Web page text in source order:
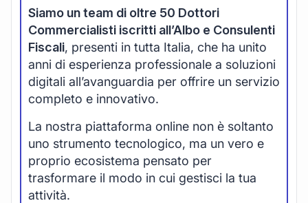
Siamo un team di oltre 50 Dottori
Commercialisti iscritti all’Albo e Consulenti
Fiscali, presenti in tutta Italia, che ha unito
anni di esperienza professionale a soluzioni
digitali all’avanguardia per offrire un servizio
completo e innovativo.
La nostra piattaforma online non è soltanto
uno strumento tecnologico, ma un vero e
proprio ecosistema pensato per
trasformare il modo in cui gestisci la tua
attività.